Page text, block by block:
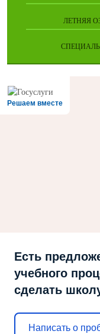
ЛЕТНЯЯ
Решаем вместе
Есть
учебного
сделать
Написать о